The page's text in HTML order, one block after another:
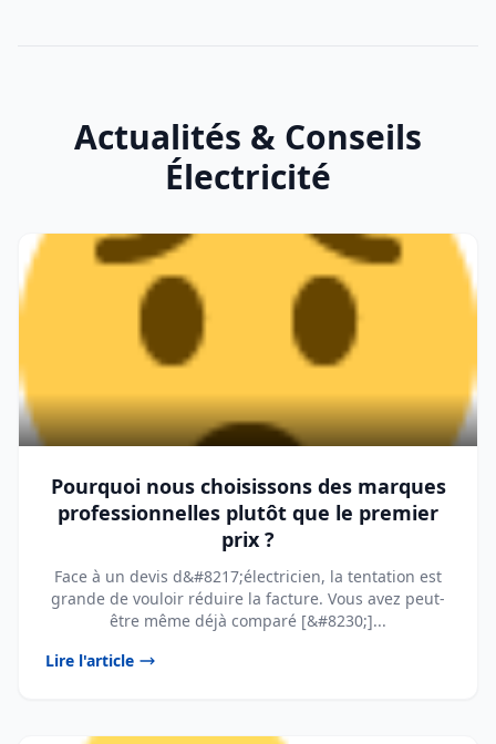
Actualités & Conseils
Électricité
Pourquoi nous choisissons des marques
professionnelles plutôt que le premier
prix ?
Face à un devis d&#8217;électricien, la tentation est
grande de vouloir réduire la facture. Vous avez peut-
être même déjà comparé [&#8230;]...
Lire l'article